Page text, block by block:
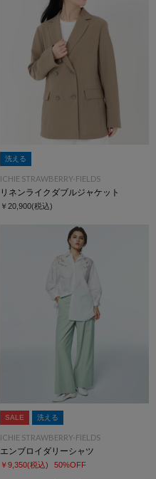
洗える
ICHIE STRAWBERRY-FIELDS
リネンライクダブルジャケット
￥20,900(税込)
SALE 洗える
ICHIE STRAWBERRY-FIELDS
エンブロイダリーシャツ
￥9,350(税込) 50%OFF